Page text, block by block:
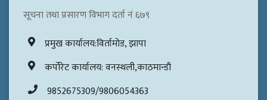
सूचना तथा प्रसारण विभाग दर्ता नं ६७९
प्रमुख कार्यालय:विर्तामोड, झापा
कर्पोरेट कार्यालय: वनस्थली,काठमान्डौ
9852675309/9806054363